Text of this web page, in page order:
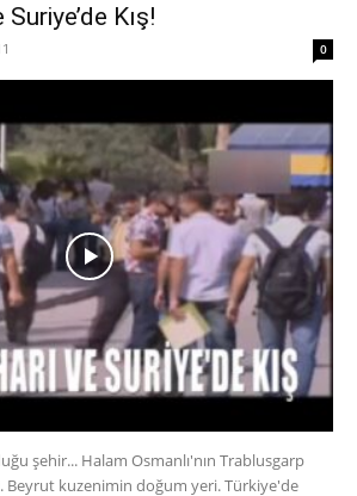
Kış!
0
şehir... Halam Osmanlı'nın Trablusgarp
Beyrut kuzenimin doğum yeri. Türkiye'de